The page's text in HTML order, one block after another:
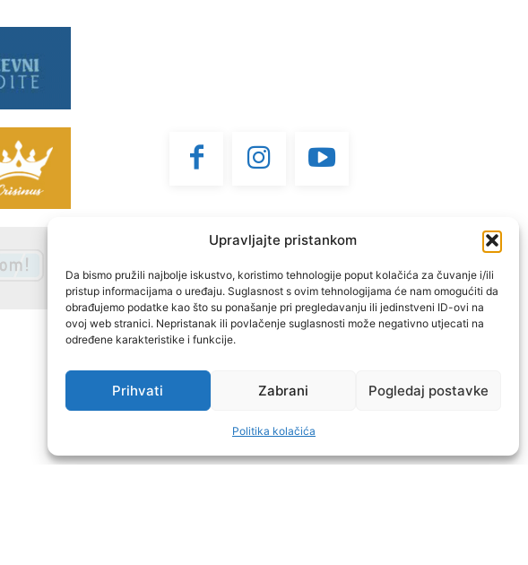
Upravljajte pristankom
Da bismo pružili najbolje iskustvo, koristimo tehnologije poput kolačića za čuvanje i/ili
pristup informacijama o uređaju. Suglasnost s ovim tehnologijama će nam omogućiti da
obrađujemo podatke kao što su ponašanje pri pregledavanju ili jedinstveni ID-ovi na
ovoj web stranici. Nepristanak ili povlačenje suglasnosti može negativno utjecati na
određene karakteristike i funkcije.
Prihvati Zabrani Pogledaj postavke
Politika kolačića